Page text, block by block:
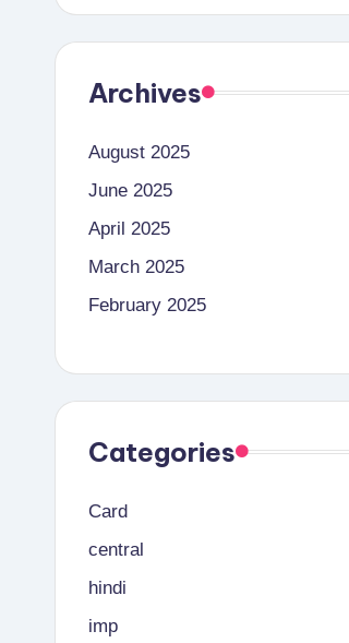
Archives
August 2025
June 2025
April 2025
March 2025
February 2025
Categories
Card
central
hindi
imp